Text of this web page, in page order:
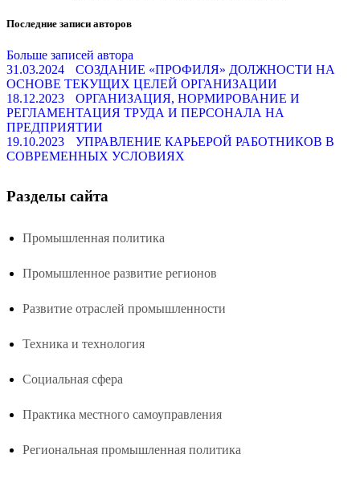
Последние записи авторов
Больше записей автора
31.03.2024
СОЗДАНИЕ «ПРОФИЛЯ» ДОЛЖНОСТИ НА
ОСНОВЕ ТЕКУЩИХ ЦЕЛЕЙ ОРГАНИЗАЦИИ
18.12.2023
ОРГАНИЗАЦИЯ, НОРМИРОВАНИЕ И
РЕГЛАМЕНТАЦИЯ ТРУДА И ПЕРСОНАЛА НА
ПРЕДПРИЯТИИ
19.10.2023
УПРАВЛЕНИЕ КАРЬЕРОЙ РАБОТНИКОВ В
СОВРЕМЕННЫХ УСЛОВИЯХ
Разделы сайта
Промышленная политика
Промышленное развитие регионов
Развитие отраслей промышленности
Техника и технология
Социальная сфера
Практика местного самоуправления
Региональная промышленная политика